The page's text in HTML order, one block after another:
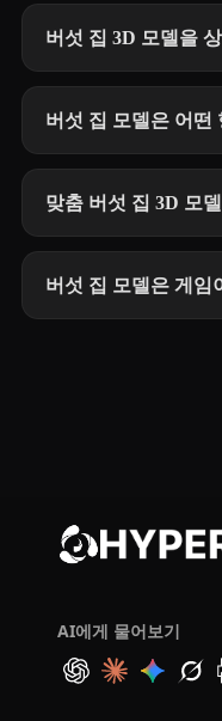
버섯 집 3D 모델을
버섯 집 모델은 어떤
맞춤 버섯 집 3D 모
버섯 집 모델은 게임
AI에게 물어보기